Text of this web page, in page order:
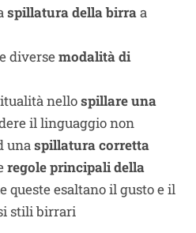
spillatura della birra a
diverse modalità di
nellospillare una
il linguaggio non
una spillatura corretta
regole principali della
queste esaltano il gusto e il
stili birrari